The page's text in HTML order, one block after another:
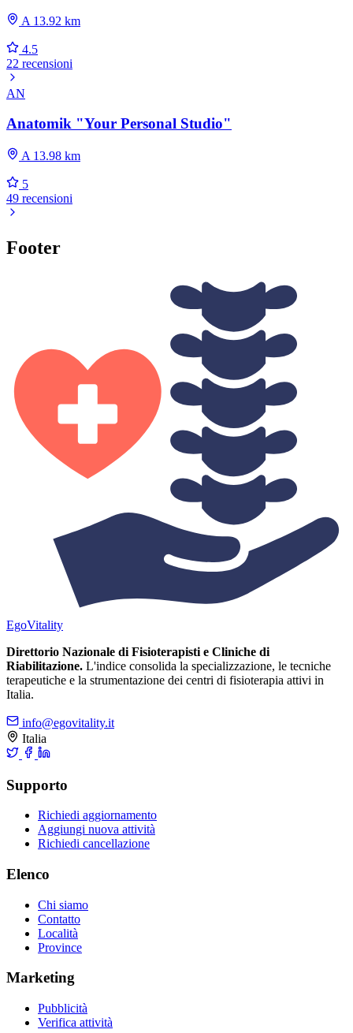
A 13.92 km
4.5
22 recensioni
AN
Anatomik "Your Personal Studio"
A 13.98 km
5
49 recensioni
Footer
EgoVitality
Direttorio Nazionale di Fisioterapisti e Cliniche di
Riabilitazione. L'indice consolida la specializzazione, le tecniche
terapeutiche e la strumentazione dei centri di fisioterapia attivi in
Italia.
info@egovitality.it
Italia
Supporto
Richiedi aggiornamento
Aggiungi nuova attività
Richiedi cancellazione
Elenco
Chi siamo
Contatto
Località
Province
Marketing
Pubblicità
Verifica attività